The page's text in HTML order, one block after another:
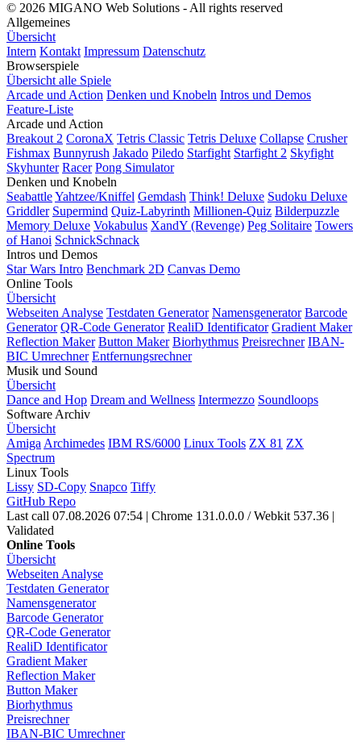
© 2026 MIGANO Web Solutions - All rights reserved
Allgemeines
Übersicht
Intern Kontakt Impressum Datenschutz
Browserspiele
Übersicht alle Spiele
Arcade und Action Denken und Knobeln Intros und Demos
Feature-Liste
Arcade und Action
Breakout 2 CoronaX Tetris Classic Tetris Deluxe Collapse Crusher
Fishmax Bunnyrush Jakado Piledo Starfight Starfight 2 Skyfight
Skyhunter Racer Pong Simulator
Denken und Knobeln
SeabattleYahtzee/Kniffel Gemdash Think! Deluxe Sudoku Deluxe
Griddler Supermind Quiz-Labyrinth Millionen-Quiz Bilderpuzzle
Memory Deluxe Vokabulus XandY (Revenge) Peg Solitaire Towers
of Hanoi SchnickSchnack
Intros und Demos
Star Wars Intro Benchmark 2D Canvas Demo
Online Tools
Übersicht
Webseiten Analyse Testdaten Generator Namensgenerator Barcode
Generator QR-Code Generator RealiD Identificator Gradient Maker
Reflection Maker Button Maker Biorhythmus Preisrechner IBAN-
BIC Umrechner Entfernungsrechner
Musik und Sound
Übersicht
Dance and Hop Dream and Wellness Intermezzo Soundloops
Software Archiv
Übersicht
Amiga Archimedes IBM RS/6000 Linux Tools ZX 81 ZX
Spectrum
Linux Tools
Lissy SD-Copy Snapco Tiffy
GitHub Repo
Last call 07.08.2026 07:54 | Chrome 131.0.0.0 / Webkit 537.36 |
Validated
Online Tools
Übersicht
Webseiten Analyse
Testdaten Generator
Namensgenerator
Barcode Generator
QR-Code Generator
RealiD Identificator
Gradient Maker
Reflection Maker
Button Maker
Biorhythmus
Preisrechner
IBAN-BIC Umrechner